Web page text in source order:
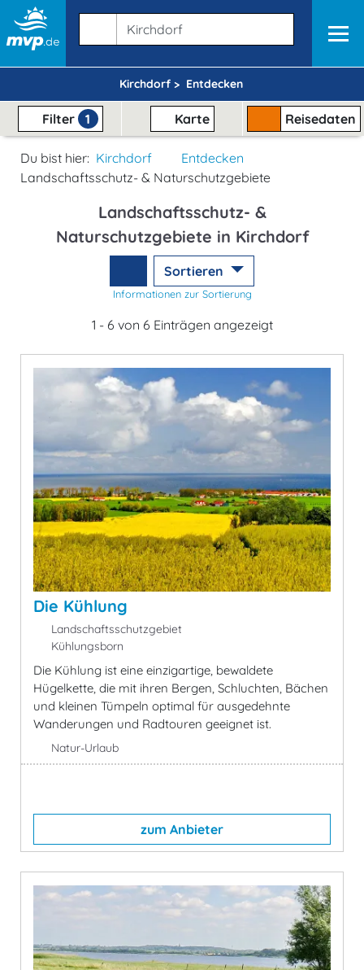
Kirchdorf > Entdecken
Filter 1 Karte Reisedaten
Du bist hier: Kirchdorf
Entdecken
Landschaftsschutz- & Naturschutzgebiete
Landschaftsschutz- &
Naturschutzgebiete in Kirchdorf
Sortieren
Informationen zur Sortierung
1 - 6 von 6 Einträgen angezeigt
Die Kühlung
Landschaftsschutzgebiet
Kühlungsborn
Die Kühlung ist eine einzigartige, bewaldete
Hügelkette, die mit ihren Bergen, Schluchten, Bächen
und kleinen Tümpeln optimal für ausgedehnte
Wanderungen und Radtouren geeignet ist.
Natur-Urlaub
zum Anbieter